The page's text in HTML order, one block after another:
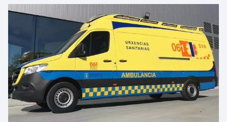
Xacobe Martínez: “A música punk fala dos
problemas e o hardcore fala das solucións”